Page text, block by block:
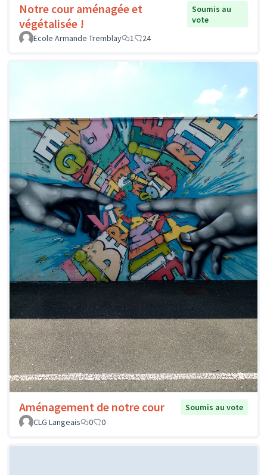
Notre cour aménagée et
végétalisée !
Soumis au
vote
Ecole Armande Tremblay
1 24
Aménagement de notre cour
Soumis au vote
CLG Langeais
0 0